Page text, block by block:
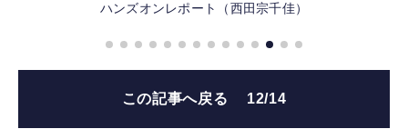
ハンズオンレポート（西田宗千佳）
この記事へ戻る 12/14